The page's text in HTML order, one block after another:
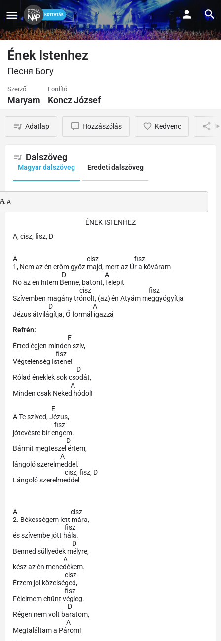
Ének Istenhez
Песня Богу
Szerző
Maryam
Fordító
Koncz József
Adatlap Hozzászólás Kedvenc
Dalszöveg
Magyar dalszöveg Eredeti dalszöveg
A
ÉNEK ISTENHEZ
A, cisz, fisz, D
A cisz fisz
1, Nem az én erőm győz majd, mert az Úr a kőváram
D A
Nő az én hitem Benne, bátorít, felépít
cisz fisz
Szívemben magány trónolt, (az) én Atyám meggyógyítja
D A
Jézus átvilágítja, Ő formál igazzá
Refrén:
E
Érted égjen minden szív,
fisz
Végtelenség Istene!
D
Rólad éneklek sok csodát,
A
Minden csak Neked hódol!
E
A Te szíved, Jézus,
fisz
jótevésre bír engem.
D
Bármit megteszel értem,
A
lángoló szerelmeddel.
cisz, fisz, D
Lángoló szerelmeddel
A cisz
2. Békességem lett mára,
fisz
és szívembe jött hála.
D
Benned süllyedek mélyre,
A
kész az én menedékem.
cisz
Érzem jól közelséged,
fisz
Félelmem eltűnt végleg.
D
Régen nem volt barátom,
A
Megtaláltam a Párom!